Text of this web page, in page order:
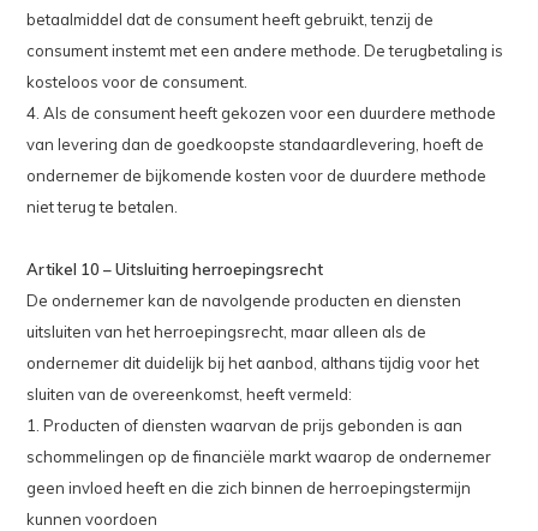
betaalmiddel dat de consument heeft gebruikt, tenzij de
consument instemt met een andere methode. De terugbetaling is
kosteloos voor de consument.
4. Als de consument heeft gekozen voor een duurdere methode
van levering dan de goedkoopste standaardlevering, hoeft de
ondernemer de bijkomende kosten voor de duurdere methode
niet terug te betalen.
Artikel 10 – Uitsluiting herroepingsrecht
De ondernemer kan de navolgende producten en diensten
uitsluiten van het herroepingsrecht, maar alleen als de
ondernemer dit duidelijk bij het aanbod, althans tijdig voor het
sluiten van de overeenkomst, heeft vermeld:
1. Producten of diensten waarvan de prijs gebonden is aan
schommelingen op de financiële markt waarop de ondernemer
geen invloed heeft en die zich binnen de herroepingstermijn
kunnen voordoen